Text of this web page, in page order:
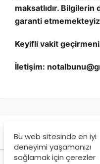
maksatlıdır.
garanti
Keyifli vakit
İletişim:
Bu web sitesinde en iyi
deneyimi yaşamanızı
sağlamak için çerezler